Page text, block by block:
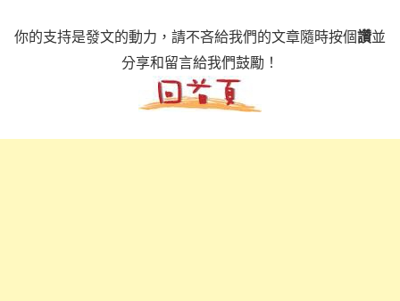
你的支持是發文的動力，請不吝給我們的文章隨時按個讚並
分享和留言給我們鼓勵！